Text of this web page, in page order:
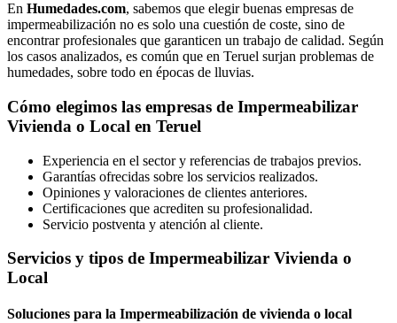
En Humedades.com, sabemos que elegir buenas empresas de
impermeabilización no es solo una cuestión de coste, sino de
encontrar profesionales que garanticen un trabajo de calidad. Según
los casos analizados, es común que en Teruel surjan problemas de
humedades, sobre todo en épocas de lluvias.
Cómo elegimos las empresas de Impermeabilizar
Vivienda o Local en Teruel
Experiencia en el sector y referencias de trabajos previos.
Garantías ofrecidas sobre los servicios realizados.
Opiniones y valoraciones de clientes anteriores.
Certificaciones que acrediten su profesionalidad.
Servicio postventa y atención al cliente.
Servicios y tipos de Impermeabilizar Vivienda o
Local
Soluciones para la Impermeabilización de vivienda o local